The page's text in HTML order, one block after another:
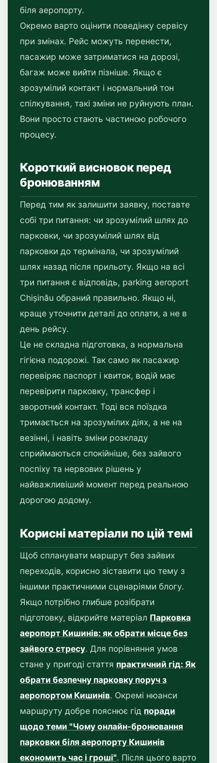
біля аеропорту.
Окремо варто оцінити поведінку сервісу
при змінах. Рейс можуть перенести,
пасажир може затриматися на дорозі,
багаж може вийти пізніше. Якщо є
зрозумілий контакт і нормальний тон
спілкування, такі зміни не руйнують план.
Вони просто стають частиною робочого
процесу.
Короткий висновок перед
бронюванням
Перед тим як залишити заявку, поставте
собі три питання: чи зрозумілий шлях до
парковки, чи зрозумілий шлях від
парковки до термінала, чи зрозумілий
шлях назад після прильоту. Якщо на всі
три питання є відповідь, parking aeroport
Chișinău обраний правильно. Якщо ні,
краще уточнити деталі до оплати, а не в
день рейсу.
Це не складна підготовка, а нормальна
гігієна подорожі. Так само як пасажир
перевіряє паспорт і квиток, водій має
перевірити парковку, трансфер і
зворотний контакт. Тоді вся поїздка
тримається на зрозумілих діях, а не на
везінні, і навіть зміни розкладу
сприймаються спокійніше, без зайвого
поспіху та нервових рішень у
найважливіший момент перед реальною
дорогою додому.
Корисні матеріали по цій темі
Щоб спланувати маршрут без зайвих
переходів, корисно зіставити цю тему з
іншими практичними сценаріями блогу.
Якщо потрібно глибше розібрати
підготовку, відкрийте матеріал Парковка
аеропорт Кишинів: як обрати місце без
зайвого стресу. Для порівняння умов
стане у пригоді стаття практичний гід: Як
обрати безпечну парковку поруч з
аеропортом Кишинів. Окремі нюанси
маршруту добре пояснює гід поради
щодо теми "Чому онлайн-бронювання
парковки біля аеропорту Кишинів
економить час і гроші". Після цього варто